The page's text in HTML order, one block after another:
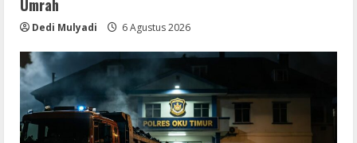
Umrah
Dedi Mulyadi 6 Agustus 2026